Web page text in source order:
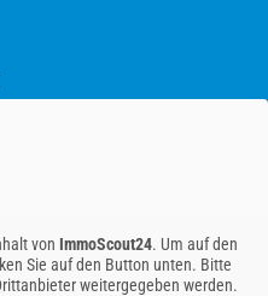
von ImmoScout24. Um auf den
Sie auf den Button unten. Bitte
weitergegeben werden.